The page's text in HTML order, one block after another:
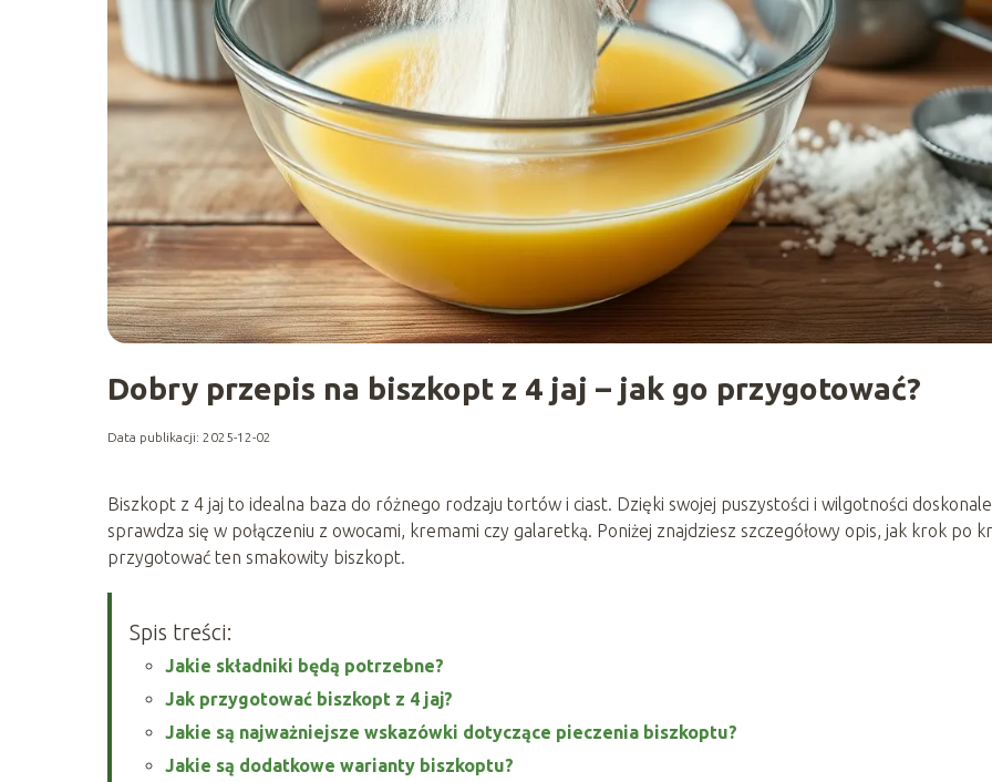
Dobry przepis na biszkopt z 4 jaj – jak go przygotować?
Data publikacji: 2025-12-02
Biszkopt z 4 jaj to idealna baza do różnego rodzaju tortów i ciast. Dzięki swojej puszystości i wilgotności doskonale
sprawdza się w połączeniu z owocami, kremami czy galaretką. Poniżej znajdziesz szczegółowy opis, jak krok po
przygotować ten smakowity biszkopt.
Spis treści:
Jakie składniki będą potrzebne?
Jak przygotować biszkopt z 4 jaj?
Jakie są najważniejsze wskazówki dotyczące pieczenia biszkoptu?
Jakie są dodatkowe warianty biszkoptu?